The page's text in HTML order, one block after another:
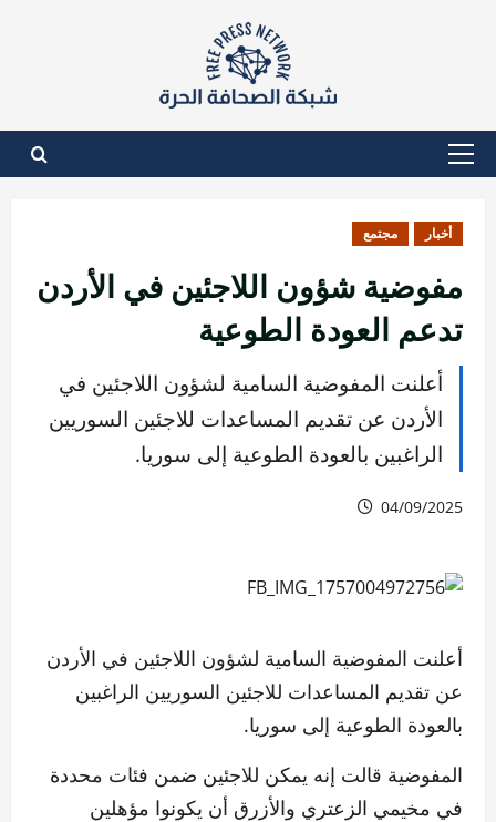
القائمة
أخبار مجتمع
مفوضية شؤون اللاجئين في الأردن
تدعم العودة الطوعية
أعلنت المفوضية السامية لشؤون اللاجئين في
الأردن عن تقديم المساعدات للاجئين السوريين
الراغبين بالعودة الطوعية إلى سوريا.
04/09/2025
أعلنت المفوضية السامية لشؤون اللاجئين في الأردن
عن تقديم المساعدات للاجئين السوريين الراغبين
بالعودة الطوعية إلى سوريا.
المفوضية قالت إنه يمكن للاجئين ضمن فئات محددة
في مخيمي الزعتري والأزرق أن يكونوا مؤهلين